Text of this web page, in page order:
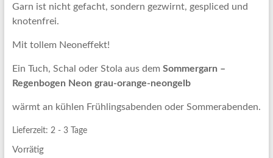
Garn ist nicht gefacht, sondern gezwirnt, gespliced und
knotenfrei.
Mit tollem Neoneffekt!
Ein Tuch, Schal oder Stola aus dem Sommergarn –
Regenbogen Neon grau-orange-neongelb
wärmt an kühlen Frühlingsabenden oder Sommerabenden.
Lieferzeit: 2 - 3 Tage
Vorrätig